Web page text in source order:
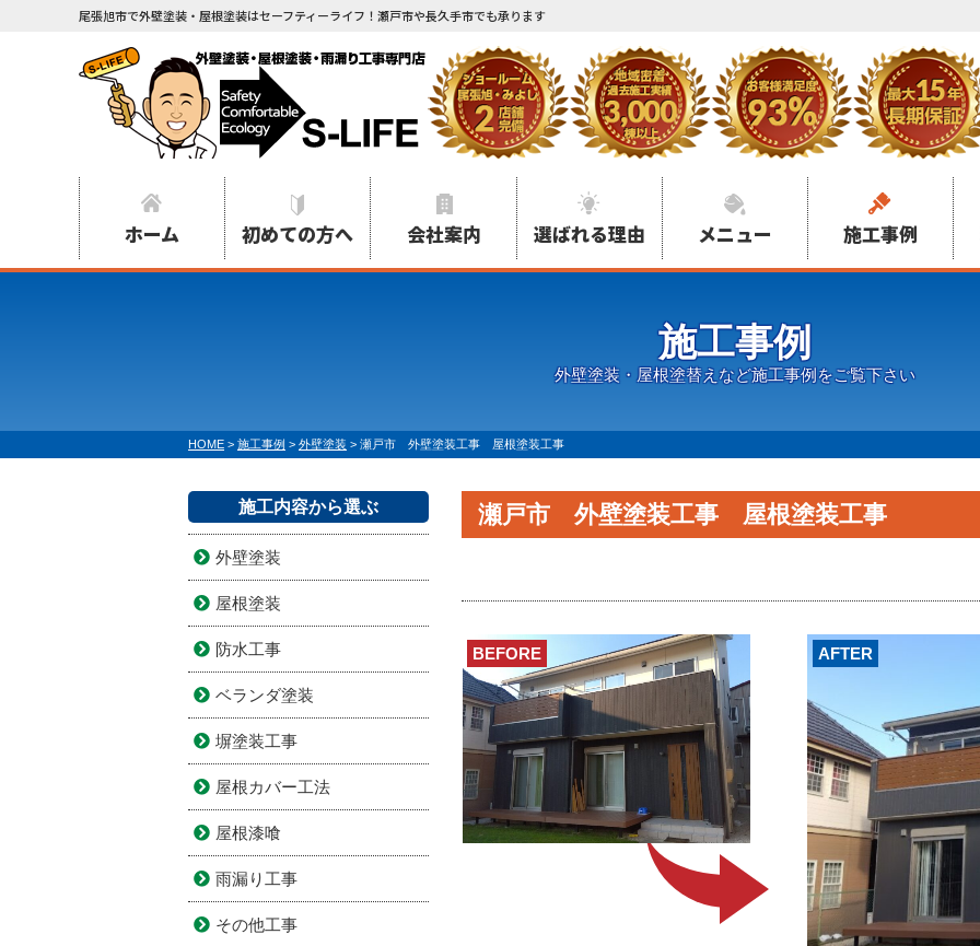
尾張旭市で外壁塗装・屋根塗装はセーフティーライフ！瀬戸市や長久手市でも承ります
ホーム 初めての方へ 会社案内 選ばれる理由 メニュー 施工事例
施工事例
外壁塗装・屋根塗替えなど施工事例をご覧下さい
HOME > 施工事例 > 外壁塗装 > 瀬戸市 外壁塗装工事 屋根塗装工事
瀬戸市 外壁塗装工事 屋根塗装工事
AFTER
BEFORE
施工内容から選ぶ
外壁塗装
屋根塗装
防水工事
ベランダ塗装
塀塗装工事
屋根カバー工法
屋根漆喰
雨漏り工事
その他工事